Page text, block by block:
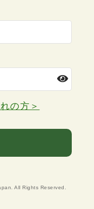
の方＞
All Rights Reserved.